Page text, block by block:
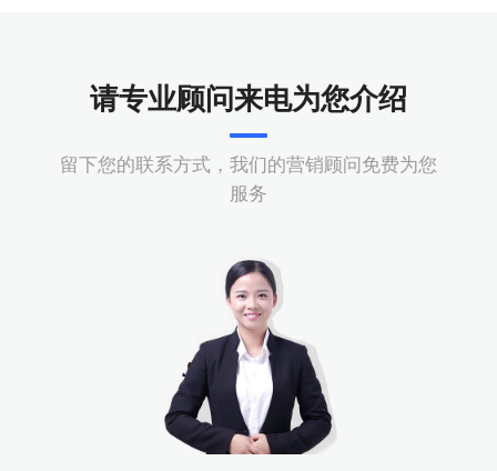
请专业顾问来电为您介绍
留下您的联系方式，我们的营销顾问免费为您
服务